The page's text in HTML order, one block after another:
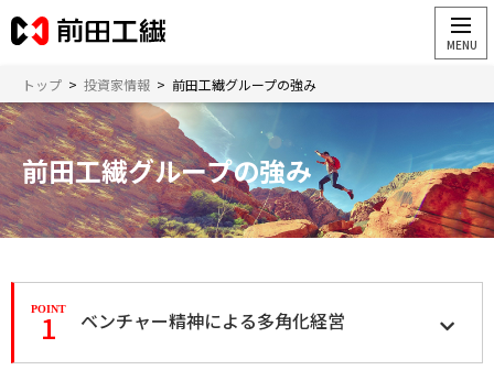
トップ > 投資家情報 > 前田工繊グループの強み
前田工繊グループの強み
1 ベンチャー精神による多角化経営